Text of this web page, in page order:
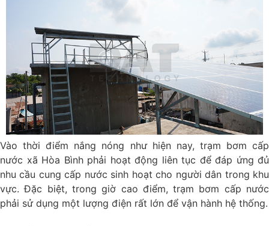
Vào thời điểm nắng nóng như hiện nay, trạm bơm cấp
nước xã Hòa Bình phải hoạt động liên tục để đáp ứng đủ
nhu cầu cung cấp nước sinh hoạt cho người dân trong khu
vực. Đặc biệt, trong giờ cao điểm, trạm bơm cấp nước
phải sử dụng một lượng điện rất lớn để vận hành hệ thống.